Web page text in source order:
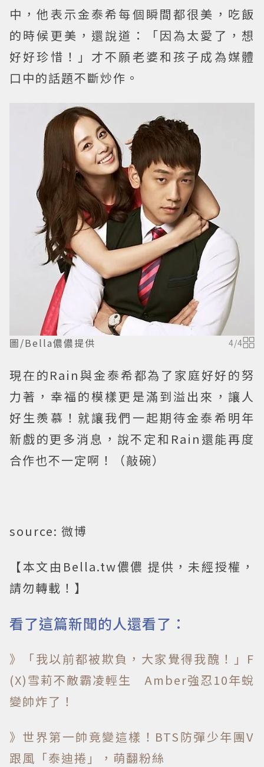
中，他表示金泰希每個瞬間都很美，吃飯
的時候更美，還說道：「因為太愛了，想
好好珍惜！」才不願老婆和孩子成為媒體
口中的話題不斷炒作。
圖/Bella儂儂提供 4/4
現在的Rain與金泰希都為了家庭好好的努
力著，幸福的模樣更是滿到溢出來，讓人
好生羨慕！就讓我們一起期待金泰希明年
新戲的更多消息，說不定和Rain還能再度
合作也不一定啊！（敲碗）
source: 微博
【本文由Bella.tw儂儂 提供，未經授權，
請勿轉載！】
看了這篇新聞的人還看了：
》「我以前都被欺負，大家覺得我醜！」F
(X)雪莉不敵霸凌輕生 Amber強忍10年蛻
變帥炸了！
》世界第一帥竟變這樣！BTS防彈少年團V
跟風「泰迪捲」，萌翻粉絲